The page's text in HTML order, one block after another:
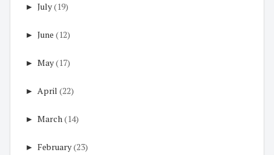
► July(19)
► June (12)
► May(17)
► April (22)
► March(14)
► February(23)